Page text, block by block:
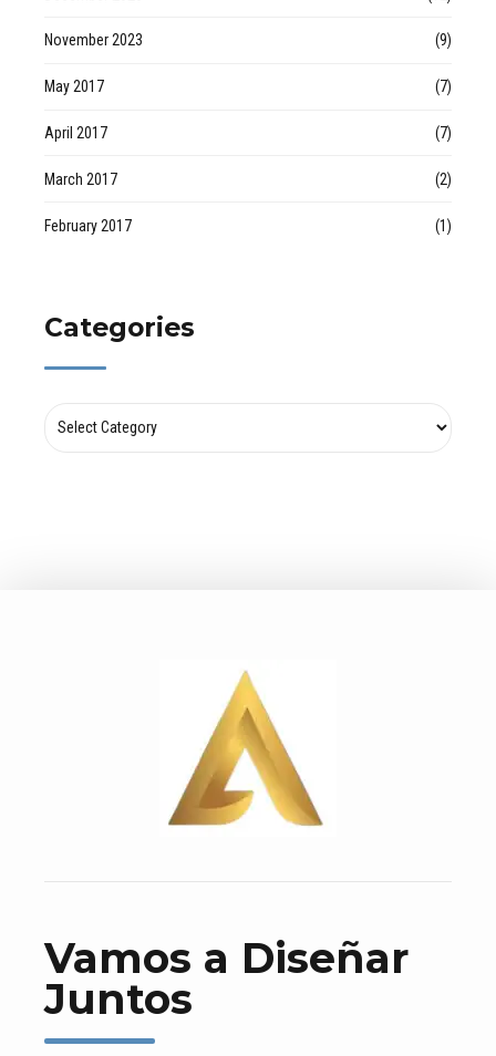
November 2023 (9)
May 2017 (7)
April 2017 (7)
March 2017 (2)
February 2017 (1)
Categories
Vamos a Diseñar
Juntos